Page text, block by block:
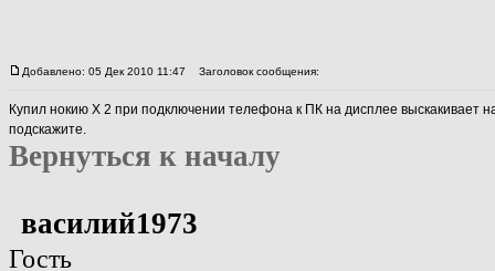
Добавлено: 05 Дек 2010 11:47 Заголовок сообщения:
Купил нокию Х 2 при подключении телефона к ПК на дисплее выскакивает
подскажите.
Вернуться к началу
василий1973
Гость